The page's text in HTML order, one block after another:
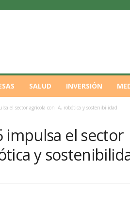
SALUD INVERSIÓN
el sector agrícola con IA, robótica y sostenibilidad
impulsa el sector
y